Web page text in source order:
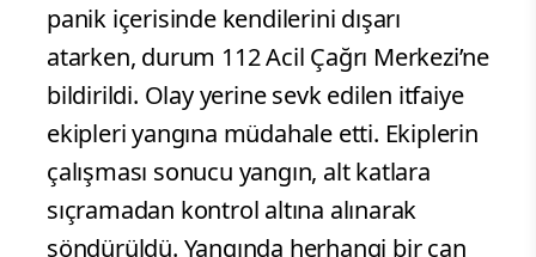
panik içerisinde kendilerini dışarı
atarken, durum 112 Acil Çağrı Merkezi’ne
bildirildi. Olay yerine sevk edilen itfaiye
ekipleri yangına müdahale etti. Ekiplerin
çalışması sonucu yangın, alt katlara
sıçramadan kontrol altına alınarak
söndürüldü. Yangında herhangi bir can